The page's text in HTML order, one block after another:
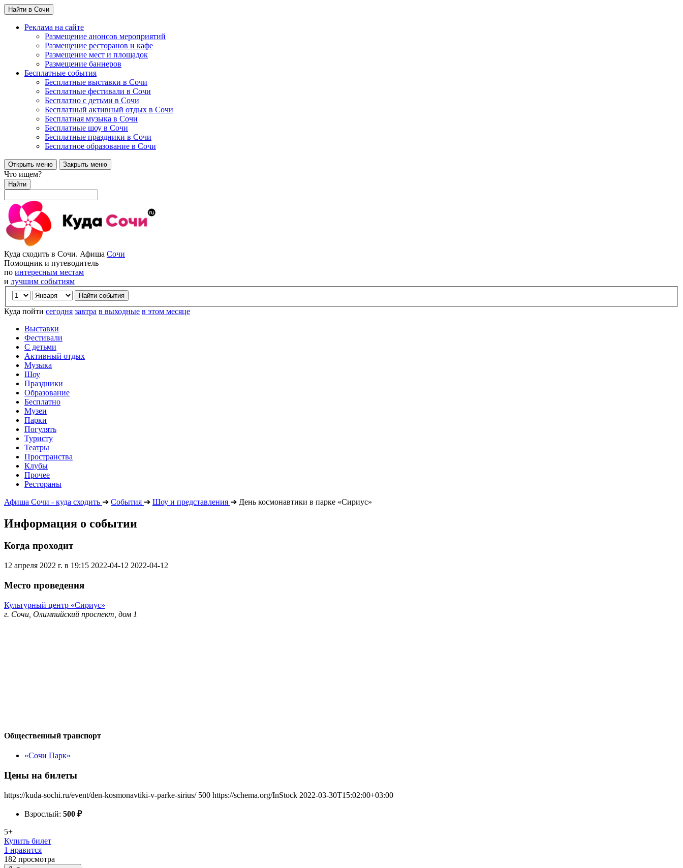
Найти в Сочи
Реклама на сайте
Размещение анонсов мероприятий
Размещение ресторанов и кафе
Размещение мест и площадок
Размещение баннеров
Бесплатные события
Бесплатные выставки в Сочи
Бесплатные фестивали в Сочи
Бесплатно с детьми в Сочи
Бесплатный активный отдых в Сочи
Бесплатная музыка в Сочи
Бесплатные шоу в Сочи
Бесплатные праздники в Сочи
Бесплатное образование в Сочи
Открыть меню Закрыть меню
Что ищем?
Найти
Куда сходить в Сочи. Афиша Сочи
Помощник и путеводитель
по интересным местам
и лучшим событиям
Куда пойти сегодня завтра в выходные в этом месяце
Выставки
Фестивали
С детьми
Активный отдых
Музыка
Шоу
Праздники
Образование
Бесплатно
Музеи
Парки
Погулять
Туристу
Театры
Пространства
Клубы
Прочее
Рестораны
Афиша Сочи - куда сходить ➔ События ➔ Шоу и представления ➔ День космонавтики в парке «Сириус»
Информация о событии
Когда проходит
12 апреля 2022 г. в 19:15 2022-04-12 2022-04-12
Место проведения
Культурный центр «Сириус»
г. Сочи, Олимпийский проспект, дом 1
Общественный транспорт
«Сочи Парк»
Цены на билеты
https://kuda-sochi.ru/event/den-kosmonavtiki-v-parke-sirius/ 500 https://schema.org/InStock 2022-03-30T15:02:00+03:00
Взрослый: 500 ₽
5+
Купить билет
1 нравится
182 просмотра